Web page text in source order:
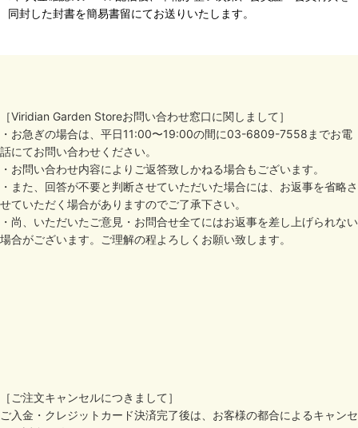
同封した封書を簡易書留にてお送りいたします。
［Viridian Garden Storeお問い合わせ窓口に関しまして］
・お急ぎの場合は、平日11:00〜19:00の間に03-6809-7558までお電
話にてお問い合わせください。
・お問い合わせ内容によりご返答致しかねる場合もございます。
・また、回答が不要と判断させていただいた場合には、お返事を省略さ
せていただく場合がありますのでご了承下さい。
・尚、いただいたご意見・お問合せ全てにはお返事を差し上げられない
場合がございます。ご理解の程よろしくお願い致します。
［ご注文キャンセルにつきまして］
ご入金・クレジットカード決済完了後は、お客様の都合によるキャンセ